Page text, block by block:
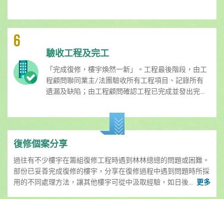
6
驗收工程及完工
「完成復修，樓宇煥然一新」。工程最後階段，由工
程顧問聯同業主/法團驗收所有工程項目、記錄所有
遺漏及缺陷；由工程顧問確認工程已完成並發出完...
復修個案分享
過往有不少樓宇在籌組復修工程時遇到林林總總的問題或困難。
部份已妥善完成復修的樓宇，分享在復修過程中遇到問題時所採
用的不同處理方法，讓其他樓宇可從中汲取經驗，如日後... 更多